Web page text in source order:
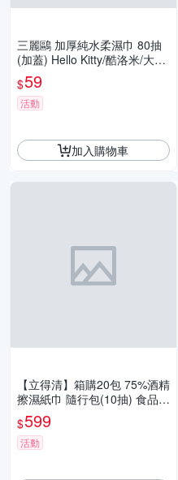
三麗鷗 加厚純水柔濕巾 80抽
(加蓋) Hello Kitty/酷洛米/大耳
狗 濕紙巾 濕巾 正版授權
$59
活動
加入購物車
【立得清】箱購20包 75%酒精
擦濕紙巾 隨行包(10抽) 食品級
酒精 酒精布 酒精濕巾 清潔抗
菌 擦拭無痕
$599
活動